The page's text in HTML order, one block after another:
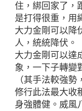
住，綁回家了，
是打得很重，用
大力金剛可以降
人，統統降伏。
大力金剛可以達
象，一下子轉變
（其手法較強勢
修行此法最大收
身強體健。威風